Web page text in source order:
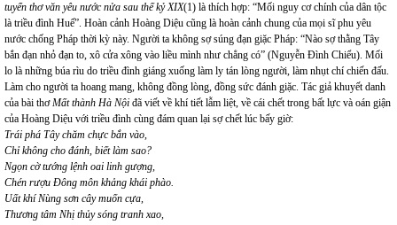
tuyển thơ văn yêu nước nửa sau thế kỷ XIX(1) là thích hợp: “Mối nguy cơ chính của dân tộc
là triều đình Huế”. Hoàn cảnh Hoàng Diệu cũng là hoàn cảnh chung của mọi sĩ phu yêu
nước chống Pháp thời kỳ này. Người ta không sợ súng đạn giặc Pháp: “Nào sợ thằng Tây
bắn đạn nhỏ đạn to, xô cửa xông vào liều mình như chẳng có” (Nguyễn Đình Chiểu). Mối
lo là những búa rìu do triều đình giáng xuống làm ly tán lòng người, làm nhụt chí chiến đấu.
Làm cho người ta hoang mang, không đồng lòng, đồng sức đánh giặc. Tác giả khuyết danh
của bài thơMất thành Hà Nội đã viết về khí tiết lẫm liệt, về cái chết trong bất lực và oán giận
của Hoàng Diệu với triều đình cùng đám quan lại sợ chết lúc bấy giờ:
Trái phá Tây chăm chực bắn vào,
Chỉ không cho đánh, biết làm sao?
Ngọn cờ tướng lệnh oai linh gượng,
Chén rượu Đông môn khảng khái phào.
Uất khí Nùng sơn cây muốn cựa,
Thương tâm Nhị thủy sóng tranh xao,